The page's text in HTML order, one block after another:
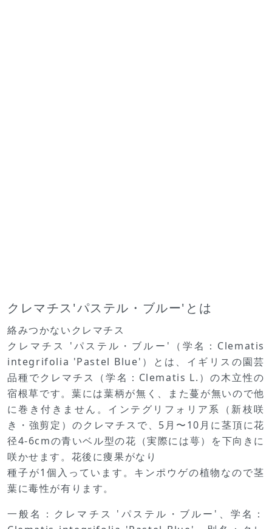
クレマチス'パステル・ブルー'とは
絡みつかないクレマチス
クレマチス 'パステル・ブルー'（学名：Clematis
integrifolia 'Pastel Blue'）とは、イギリスの園芸
品種でクレマチス（学名：Clematis L.）の木立性の
宿根草です。葉には葉柄が無く、また蔓が無いので他
に巻き付きません。インテグリフォリア系（新枝咲
き・強剪定）のクレマチスで、5月〜10月に茎頂に花
径4-6cmの青いベル型の花（実際には萼）を下向きに
咲かせます。花後に痩果がなり
種子が1個入っています。キンポウゲの植物なので茎
葉に毒性が有ります。
一般名：クレマチス 'パステル・ブルー'、学名：